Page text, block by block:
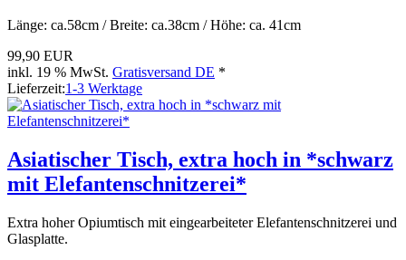
Länge: ca.58cm / Breite: ca.38cm / Höhe: ca. 41cm
99,90 EUR
inkl. 19 % MwSt. Gratisversand DE *
Lieferzeit:1-3 Werktage
Asiatischer Tisch, extra hoch in *schwarz
mit Elefantenschnitzerei*
Extra hoher Opiumtisch mit eingearbeiteter Elefantenschnitzerei und
Glasplatte.